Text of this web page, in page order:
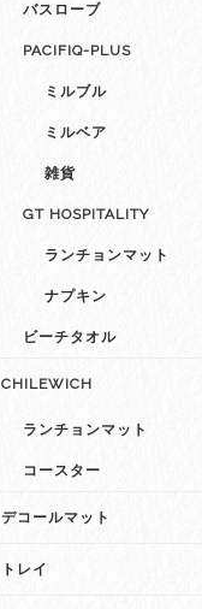
バスローブ
PACIFIQ-PLUS
ミルブル
ミルベア
雑貨
GT HOSPITALITY
ランチョンマット
ナプキン
ビーチタオル
CHILEWICH
ランチョンマット
コースター
デコールマット
トレイ